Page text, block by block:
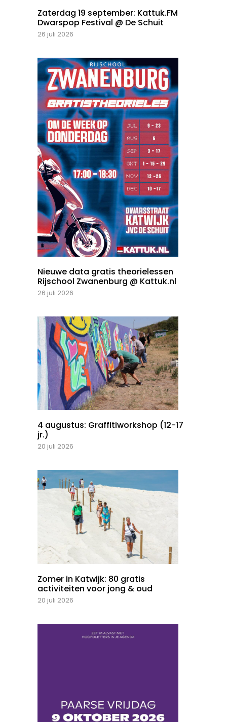
Zaterdag 19 september: Kattuk.FM
Dwarspop Festival @ De Schuit
26 juli 2026
Nieuwe data gratis theorielessen
Rijschool Zwanenburg @ Kattuk.nl
26 juli 2026
4 augustus: Graffitiworkshop (12-17
jr.)
20 juli 2026
Zomer in Katwijk: 80 gratis
activiteiten voor jong & oud
20 juli 2026